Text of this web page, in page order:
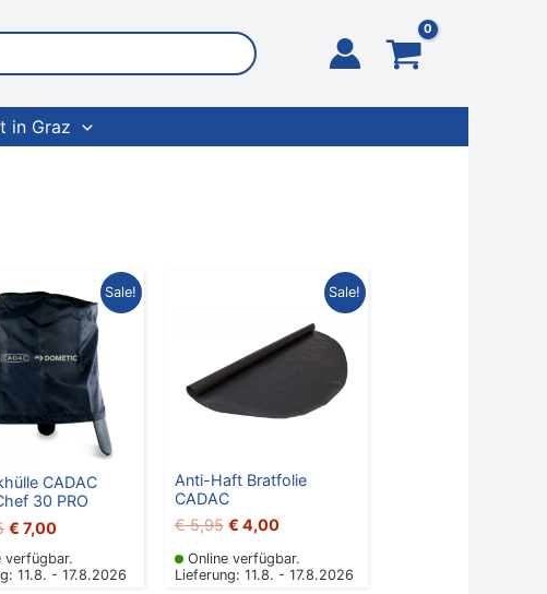
in Graz
Sale!
CADAC
30 PRO
Ursprünglicher
Preis
war:
€ 14,95
€ 7,00
Aktueller
Preis
ist:
€ 7,00.
verfügbar.
11.8. - 17.8.2026
Sale!
Anti-Haft Bratfolie
CADAC
€5,95
Ursprünglicher
€ 5,95
€ 4,00
Aktueller
€ 4,00.
Online verfügbar.
Lieferung: 11.8. - 17.8.2026